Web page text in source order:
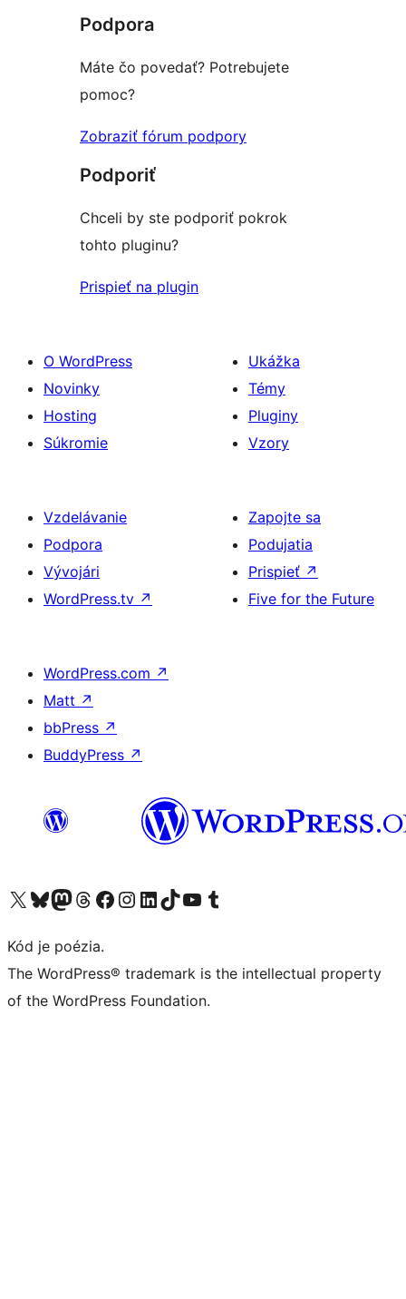
hviezdičkovým
hodnotením
Podpora
Máte čo povedať? Potrebujete
pomoc?
Zobraziť fórum podpory
Podporiť
Chceli by ste podporiť pokrok
tohto pluginu?
Prispieť na plugin
O WordPress
Novinky
Hosting
Súkromie
Ukážka
Témy
Pluginy
Vzory
Vzdelávanie
Podpora
Vývojári
WordPress.tv ↗
Zapojte sa
Podujatia
Prispieť ↗
Five for the Future
WordPress.com ↗
Matt ↗
bbPress ↗
BuddyPress ↗
Navštívte náš účet na X (predtým Twitter)
Navštívte náš účet na platforme Bluesky
Navštívte náš účet na Mastodone
Navštívte náš účet na platforme Threads
Navštívte našu stránku na Facebooku
Navštívte náš účet Instagram
Navštívte náš účet LinkedIn
Navštívte náš účet na platforme TikTok
Navštívte náš kanál YouTube
Navštívte náš účet na platforme Tumblr
Kód je poézia.
The WordPress® trademark is the intellectual property
of the WordPress Foundation.